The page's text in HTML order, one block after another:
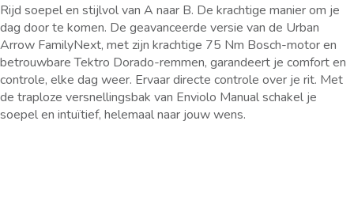
Rijd soepel en stijlvol van A naar B. De krachtige manier om je
dag door te komen. De geavanceerde versie van de Urban
Arrow FamilyNext, met zijn krachtige 75 Nm Bosch-motor en
betrouwbare Tektro Dorado-remmen, garandeert je comfort en
controle, elke dag weer. Ervaar directe controle over je rit. Met
de traploze versnellingsbak van Enviolo Manual schakel je
soepel en intuïtief, helemaal naar jouw wens.